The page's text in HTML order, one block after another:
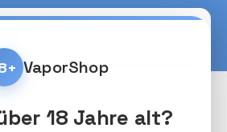
VaporShop
18 Jahre alt?